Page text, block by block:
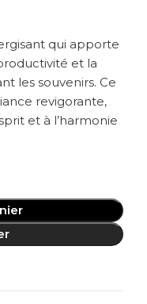
qui apporte
et la
les souvenirs. Ce
revigorante,
et à l’harmonie